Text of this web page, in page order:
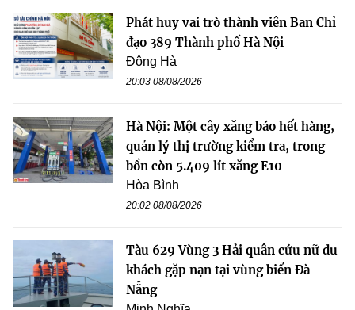
Phát huy vai trò thành viên Ban Chỉ
đạo 389 Thành phố Hà Nội
Đông Hà
20:03 08/08/2026
Hà Nội: Một cây xăng báo hết hàng,
quản lý thị trường kiểm tra, trong
bồn còn 5.409 lít xăng E10
Hòa Bình
20:02 08/08/2026
Tàu 629 Vùng 3 Hải quân cứu nữ du
khách gặp nạn tại vùng biển Đà
Nẵng